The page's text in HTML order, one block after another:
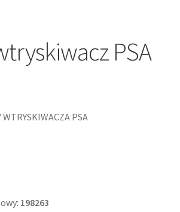
PSA
PSA
198263